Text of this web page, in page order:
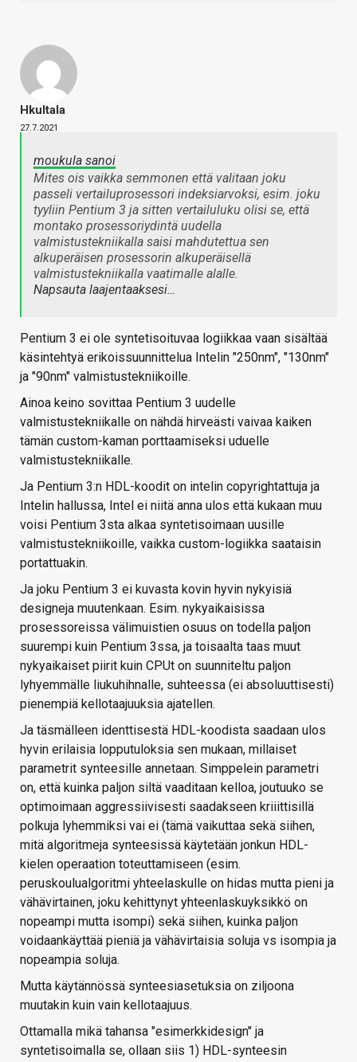
Hkultala
27.7.2021
moukula sanoi
Mites ois vaikka semmonen että valitaan joku
passeli vertailuprosessori indeksiarvoksi, esim. joku
tyyliin Pentium 3 ja sitten vertailuluku olisi se, että
montako prosessoriydintä uudella
valmistustekniikalla saisi mahdutettua sen
alkuperäisen prosessorin alkuperäisellä
valmistustekniikalla vaatimalle alalle.
Napsauta laajentaaksesi…
Pentium 3 ei ole syntetisoituvaa logiikkaa vaan sisältää
käsintehtyä erikoissuunnittelua Intelin "250nm", "130nm"
ja "90nm" valmistustekniikoille.
Ainoa keino sovittaa Pentium 3 uudelle
valmistustekniikalle on nähdä hirveästi vaivaa kaiken
tämän custom-kaman porttaamiseksi uduelle
valmistustekniikalle.
Ja Pentium 3:n HDL-koodit on intelin copyrightattuja ja
Intelin hallussa, Intel ei niitä anna ulos että kukaan muu
voisi Pentium 3sta alkaa syntetisoimaan uusille
valmistustekniikoille, vaikka custom-logiikka saataisin
portattuakin.
Ja joku Pentium 3 ei kuvasta kovin hyvin nykyisiä
designeja muutenkaan. Esim. nykyaikaisissa
prosessoreissa välimuistien osuus on todella paljon
suurempi kuin Pentium 3ssa, ja toisaalta taas muut
nykyaikaiset piirit kuin CPUt on suunniteltu paljon
lyhyemmälle liukuhihnalle, suhteessa (ei absoluuttisesti)
pienempiä kellotaajuuksia ajatellen.
Ja täsmälleen identtisestä HDL-koodista saadaan ulos
hyvin erilaisia lopputuloksia sen mukaan, millaiset
parametrit synteesille annetaan. Simppelein parametri
on, että kuinka paljon siltä vaaditaan kelloa, joutuuko se
optimoimaan aggressiivisesti saadakseen kriiittisillä
polkuja lyhemmiksi vai ei (tämä vaikuttaa sekä siihen,
mitä algoritmeja synteesissä käytetään jonkun HDL-
kielen operaation toteuttamiseen (esim.
peruskoulualgoritmi yhteelaskulle on hidas mutta pieni ja
vähävirtainen, joku kehittynyt yhteenlaskuyksikkö on
nopeampi mutta isompi) sekä siihen, kuinka paljon
voidaankäyttää pieniä ja vähävirtaisia soluja vs isompia ja
nopeampia soluja.
Mutta käytännössä synteesiasetuksia on ziljoona
muutakin kuin vain kellotaajuus.
Ottamalla mikä tahansa "esimerkkidesign" ja
syntetisoimalla se, ollaan siis 1) HDL-synteesin